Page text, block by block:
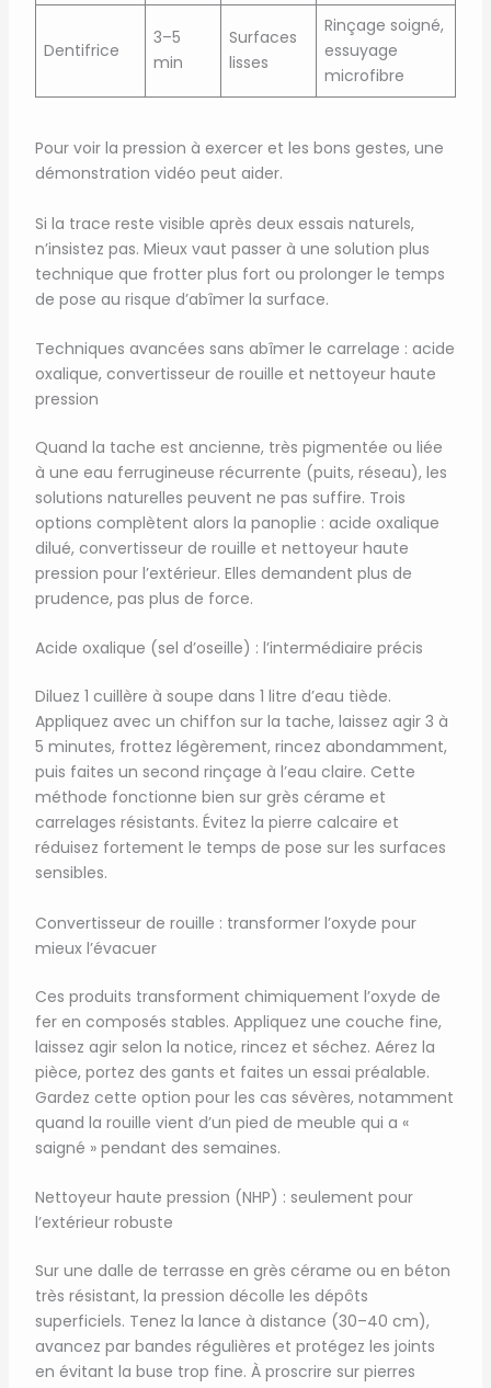
Dentifrice
3–5
min
Surfaces
lisses
Rinçage soigné,
essuyage
microfibre
Pour voir la pression à exercer et les bons gestes, une
démonstration vidéo peut aider.
Si la trace reste visible après deux essais naturels,
n’insistez pas. Mieux vaut passer à une solution plus
technique que frotter plus fort ou prolonger le temps
de pose au risque d’abîmer la surface.
Techniques avancées sans abîmer le carrelage : acide
oxalique, convertisseur de rouille et nettoyeur haute
pression
Quand la tache est ancienne, très pigmentée ou liée
à une eau ferrugineuse récurrente (puits, réseau), les
solutions naturelles peuvent ne pas suffire. Trois
options complètent alors la panoplie : acide oxalique
dilué, convertisseur de rouille et nettoyeur haute
pression pour l’extérieur. Elles demandent plus de
prudence, pas plus de force.
Acide oxalique (sel d’oseille) : l’intermédiaire précis
Diluez 1 cuillère à soupe dans 1 litre d’eau tiède.
Appliquez avec un chiffon sur la tache, laissez agir 3 à
5 minutes, frottez légèrement, rincez abondamment,
puis faites un second rinçage à l’eau claire. Cette
méthode fonctionne bien sur grès cérame et
carrelages résistants. Évitez la pierre calcaire et
réduisez fortement le temps de pose sur les surfaces
sensibles.
Convertisseur de rouille : transformer l’oxyde pour
mieux l’évacuer
Ces produits transforment chimiquement l’oxyde de
fer en composés stables. Appliquez une couche fine,
laissez agir selon la notice, rincez et séchez. Aérez la
pièce, portez des gants et faites un essai préalable.
Gardez cette option pour les cas sévères, notamment
quand la rouille vient d’un pied de meuble qui a «
saigné » pendant des semaines.
Nettoyeur haute pression (NHP) : seulement pour
l’extérieur robuste
Sur une dalle de terrasse en grès cérame ou en béton
très résistant, la pression décolle les dépôts
superficiels. Tenez la lance à distance (30–40 cm),
avancez par bandes régulières et protégez les joints
en évitant la buse trop fine. À proscrire sur pierres